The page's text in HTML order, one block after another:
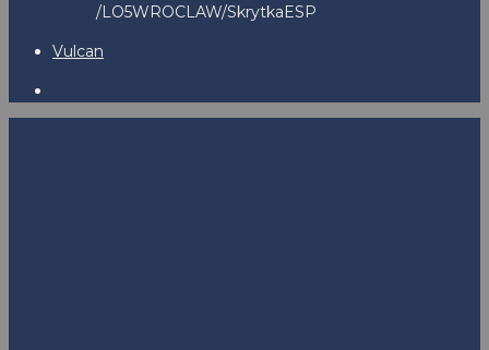
/LO5WROCLAW/SkrytkaESP
Vulcan